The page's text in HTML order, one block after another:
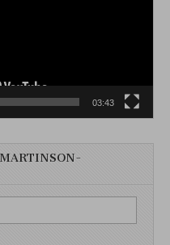
03:43
MARTINSON-